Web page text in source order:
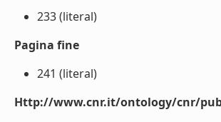
233 (literal)
Pagina fine
241 (literal)
Http://www.cnr.it/ontology/cnr/